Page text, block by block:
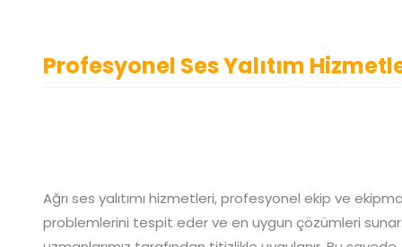
Profesyonel Ses Yalıtım
Ağrı ses yalıtımı hizmetleri, profesyonel ekip ve
problemlerini tespit eder ve en uygun çözümleri sunar.